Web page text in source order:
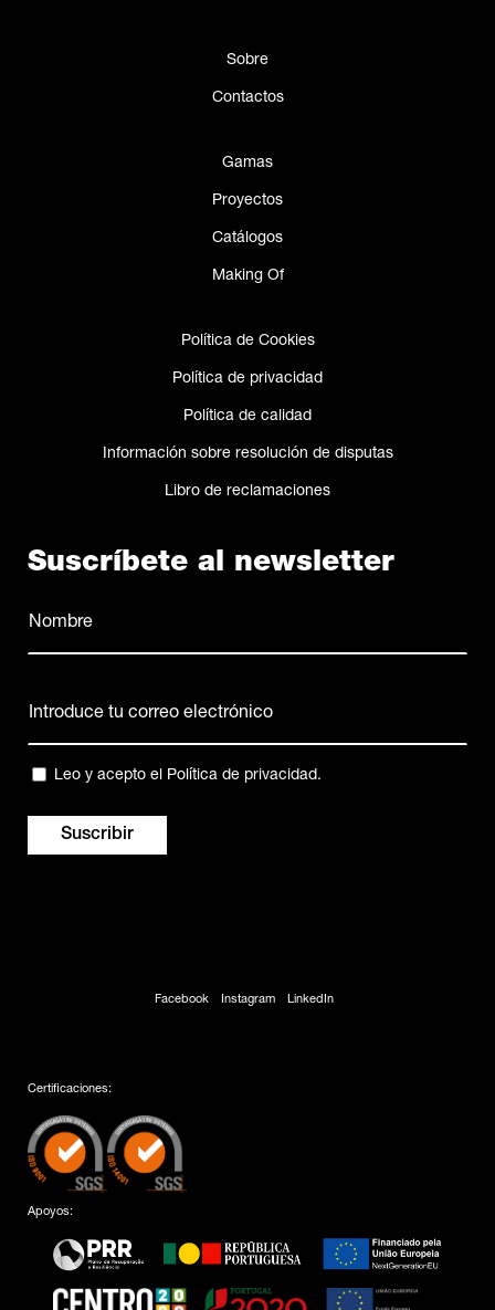
Sobre
Contactos
Gamas
Proyectos
Catálogos
Making Of
Política de Cookies
Política de privacidad
Política de calidad
Información sobre resolución de disputas
Libro de reclamaciones
Suscríbete al newsletter
electrónico
Privacidad
Leo y acepto el Política de privacidad.
Certificaciones:
Apoyos:
Facebook Instagram LinkedIn